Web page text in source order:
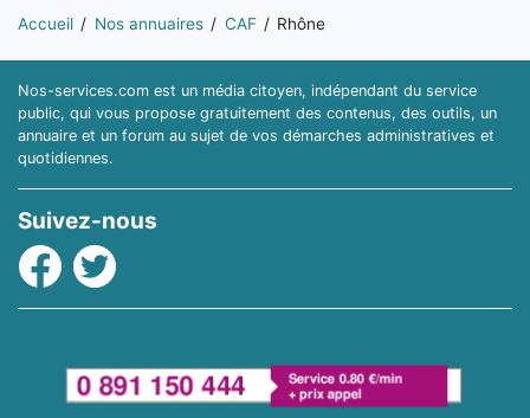
Vous êtes ici:
Accueil Nos annuaires CAF Rhône
Nos-services.com est un média citoyen, indépendant du service
public, qui vous propose gratuitement des contenus, des outils, un
annuaire et un forum au sujet de vos démarches administratives et
quotidiennes.
Suivez-nous
Facebook
Twitter